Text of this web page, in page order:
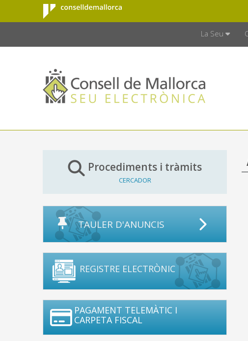
Salta al contingut principal
Consell de
Mallorca
La Seu
Procediments i tràmits
CERCADOR
TAULER D'ANUNCIS
REGISTRE ELECTRÒNIC
PAGAMENT TELEMÀTIC I
CARPETA FISCAL